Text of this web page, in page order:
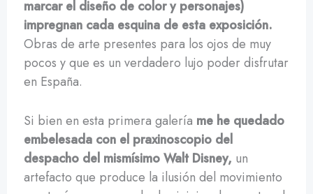
marcar el diseño de color y personajes)
impregnan cada esquina de esta exposición.
Obras de arte presentes para los ojos de muy
pocos y que es un verdadero lujo poder disfrutar
en España.
Si bien en esta primera galería me he quedado
embelesada con el praxinoscopio del
despacho del mismísimo Walt Disney, un
artefacto que produce la ilusión del movimiento